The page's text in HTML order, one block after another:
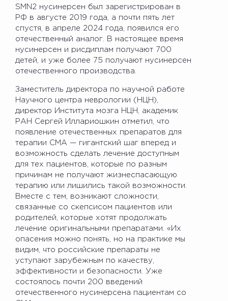
SMN2 нусинерсен был зарегистрирован в
РФ в августе 2019 года, а почти пять лет
спустя, в апреле 2024 года, появился его
отечественный аналог. В настоящее время
нусинерсен и рисдиплам получают 700
детей, и уже более 75 получают нусинерсен
отечественного производства.
Заместитель директора по научной работе
Научного центра неврологии (НЦН),
директор Института мозга НЦН, академик
РАН Сергей Иллариошкин отметил, что
появление отечественных препаратов для
терапии СМА — гигантский шаг вперед и
возможность сделать лечение доступным
для тех пациентов, которые по разным
причинам не получают жизнеспасающую
терапию или лишились такой возможности.
Вместе с тем, возникают сложности,
связанные со скепсисом пациентов или
родителей, которые хотят продолжать
лечение оригинальными препаратами. «Их
опасения можно понять, но на практике мы
видим, что российские препараты не
уступают зарубежным по качеству,
эффективности и безопасности. Уже
состоялось почти 200 введений
отечественного нусинерсена пациентам со